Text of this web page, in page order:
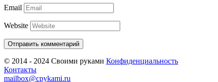
Email
Website
© 2014 - 2024 Своими руками Конфиденциальность
Контакты
mailbox@cpykami.ru